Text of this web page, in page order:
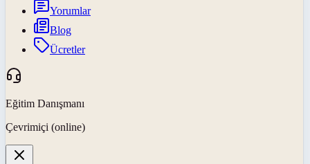
Yorumlar
Blog
Ücretler
Eğitim Danışmanı
Çevrimiçi (online)